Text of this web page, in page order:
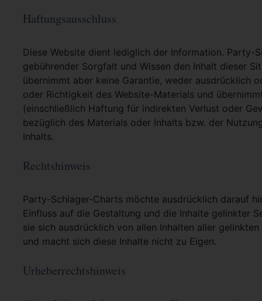
Haftungsausschluss
Diese Website dient lediglich der Information. Party-
gebührender Sorgfalt und Wissen den Inhalt dieser
übernimmt aber keine Garantie, weder ausdrücklich
oder Richtigkeit des Website-Materials und
(einschließlich Haftung für indirekten Verlust oder
bezüglich des Materials oder Inhalts bzw. der
Inhalts.
Rechtshinweis
Party-Schlager-Charts möchte ausdrücklich darauf
Einfluss auf die Gestaltung und die Inhalte gelinkter
sie sich ausdrücklich von allen Inhalten aller
und macht sich diese Inhalte nicht zu Eigen.
Urheberrechtshinweis